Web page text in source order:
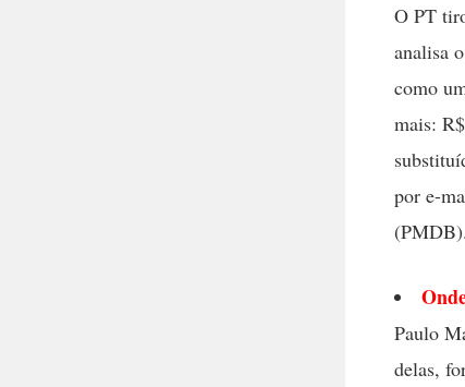
O PT
analisa
como
mais:
por e-
(PMDB).
Paulo
delas,